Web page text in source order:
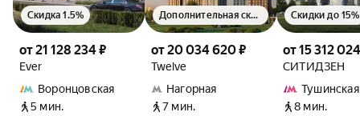
от 21 128 234 ₽
Ever
Воронцовская
5 мин.
Скидка 1.5%
от 20 034 620 ₽
Twelve
Нагорная
7 мин.
Дополнительная скидка 1.5%
от 15 312
СИТИДЗЕН
Тушинская
8 мин.
Скидки до 15%